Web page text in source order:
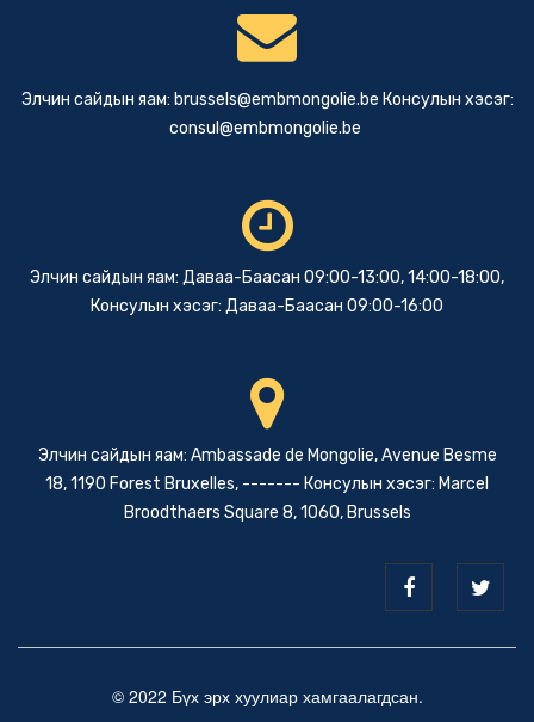
Элчин сайдын яам: brussels@embmongolie.be Консулын хэсэг:
consul@embmongolie.be
Элчин сайдын яам: Даваа-Баасан 09:00-13:00, 14:00-18:00,
Консулын хэсэг: Даваа-Баасан 09:00-16:00
Элчин сайдын яам: Ambassade de Mongolie, Avenue Besme
18, 1190 Forest Bruxelles, ------- Консулын хэсэг: Marcel
Broodthaers Square 8, 1060, Brussels
© 2022 Бүх эрх хуулиар хамгаалагдсан.